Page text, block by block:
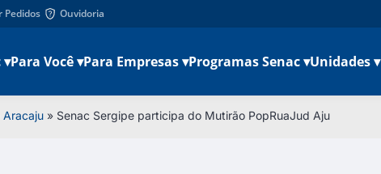
Pedidos Ouvidoria
▾Para Você ▾Para Empresas ▾Programas Senac ▾Unidades ▾
Aracaju » Senac Sergipe participa do Mutirão PopRuaJud Aju